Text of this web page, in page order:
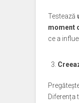
Testează
moment
ce a
Diferența